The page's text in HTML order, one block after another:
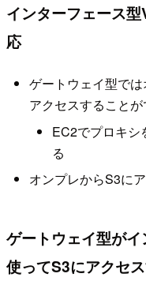
インターフェース
応
ゲートウェイ型で
アクセスすること
EC2でプロキシ
る
オンプレからS3に
ゲートウェイ型が
使ってS3にアクセ